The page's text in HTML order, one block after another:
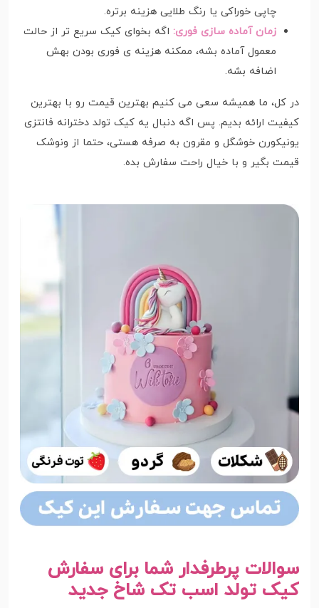
چاپی خوراکی یا رنگ طلایی هزینه برتره.
زمان آماده سازی فوری: اگه بخوای کیک سریع تر از حالت
معمول آماده بشه، ممکنه هزینه ی فوری بودن بهش
اضافه بشه.
در کل، ما همیشه سعی می کنیم بهترین قیمت رو با بهترین
کیفیت ارائه بدیم. پس اگه دنبال یه کیک تولد دخترانه فانتزی
یونیکورن خوشگل و مقرون به صرفه هستی، حتما از ونوشک
قیمت بگیر و با خیال راحت سفارش بده.
سوالات پرطرفدار شما برای سفارش
کیک تولد اسب تک شاخ جدید